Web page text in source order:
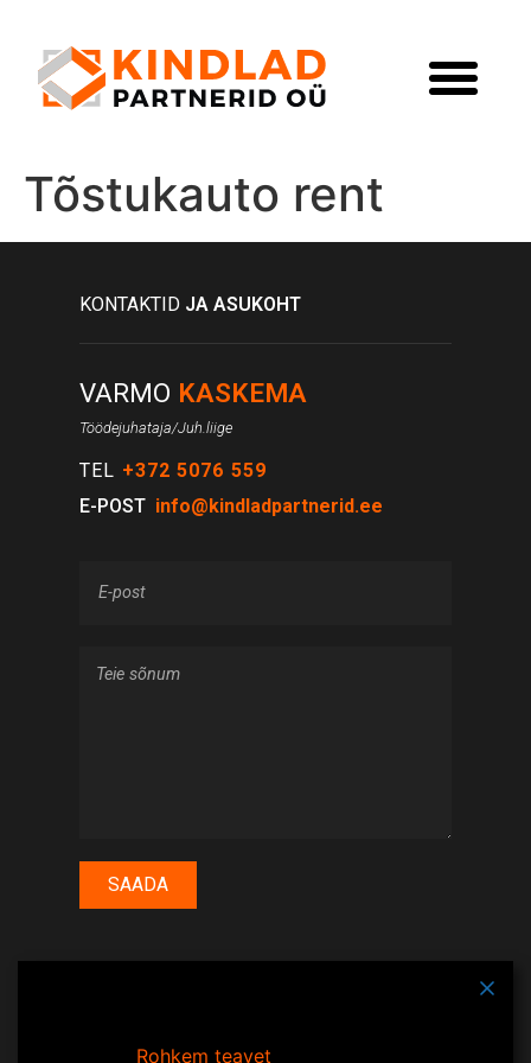
Tõstukauto rent
KONTAKTID JA ASUKOHT
VARMO KASKEMA
Töödejuhataja/Juh.liige
TEL +372 5076 559
E-POST info@kindladpartnerid.ee
SAADA
Tagamaks lehe mugavama ja isikupärasema
Rohkem teavet